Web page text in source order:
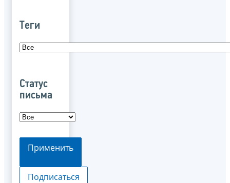
Теги
Статус
письма
Применить
Подписаться